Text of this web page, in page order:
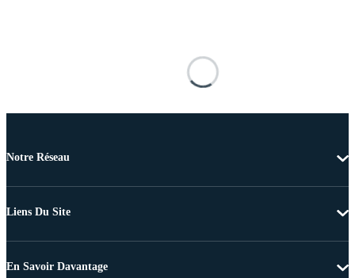
Notre Réseau
Liens Du Site
En Savoir Davantage